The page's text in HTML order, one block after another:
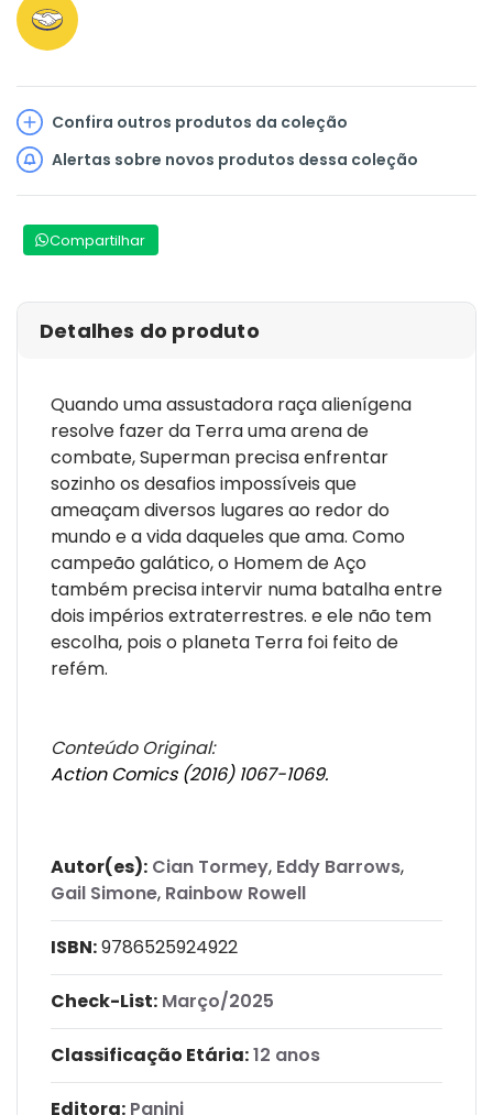
Confira outros produtos da coleção
Alertas sobre novos produtos dessa coleção
Compartilhar
Detalhes do produto
Quando uma assustadora raça alienígena
resolve fazer da Terra uma arena de
combate, Superman precisa enfrentar
sozinho os desafios impossíveis que
ameaçam diversos lugares ao redor do
mundo e a vida daqueles que ama. Como
campeão galático, o Homem de Aço
também precisa intervir numa batalha entre
dois impérios extraterrestres. e ele não tem
escolha, pois o planeta Terra foi feito de
refém.
Conteúdo Original:
Action Comics (2016) 1067-1069.
Autor(es): Cian Tormey, Eddy Barrows,
Gail Simone, Rainbow Rowell
ISBN:9786525924922
Check-List: Março/2025
Classificação Etária:12 anos
Editora: Panini